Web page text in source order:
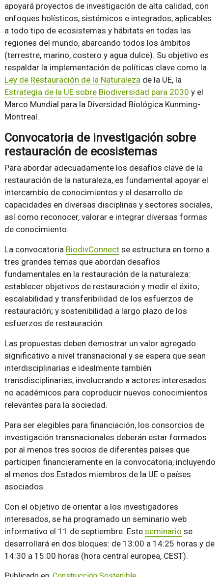
apoyará proyectos de investigación de alta calidad, con
enfoques holísticos, sistémicos e integrados, aplicables
a todo tipo de ecosistemas y hábitats en todas las
regiones del mundo, abarcando todos los ámbitos
(terrestre, marino, costero y agua dulce). Su objetivo es
respaldar la implementación de políticas clave como la
Ley de Restauración de la Naturaleza de la UE, la
Estrategia de la UE sobre Biodiversidad para 2030 y el
Marco Mundial para la Diversidad Biológica Kunming-
Montreal.
Convocatoria de investigación sobre
restauración de ecosistemas
Para abordar adecuadamente los desafíos clave de la
restauración de la naturaleza, es fundamental apoyar el
intercambio de conocimientos y el desarrollo de
capacidades en diversas disciplinas y sectores sociales,
así como reconocer, valorar e integrar diversas formas
de conocimiento.
La convocatoria BiodivConnectse estructura en torno a
tres grandes temas que abordan desafíos
fundamentales en la restauración de la naturaleza:
establecer objetivos de restauración y medir el éxito;
escalabilidad y transferibilidad de los esfuerzos de
restauración; y sostenibilidad a largo plazo de los
esfuerzos de restauración.
Las propuestas deben demostrar un valor agregado
significativo a nivel transnacional y se espera que sean
interdisciplinarias e idealmente también
transdisciplinarias, involucrando a actores interesados ​​
no académicos para coproducir nuevos conocimientos
relevantes para la sociedad.
Para ser elegibles para financiación, los consorcios de
investigación transnacionales deberán estar formados
por al menos tres socios de diferentes países que
participen financieramente en la convocatoria, incluyendo
al menos dos Estados miembros de la UE o países
asociados.
Con el objetivo de orientar a los investigadores
interesados, se ha programado un seminario web
informativo el 11 de septiembre. Este seminario se
desarrollará en dos bloques: de 13:00 a 14:25 horas y de
14:30 a 15:00 horas (hora central europea, CEST).